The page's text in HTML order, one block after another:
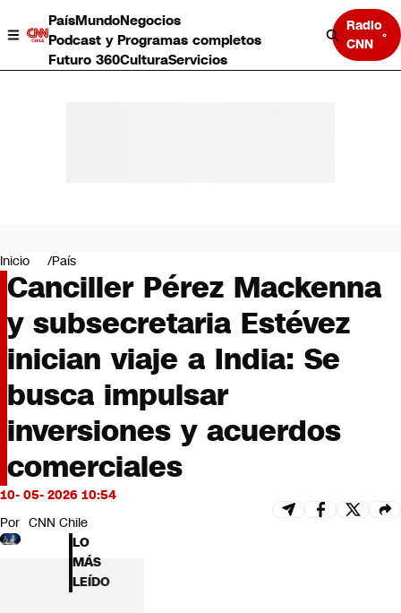
PaísMundoNegocios
Podcast y Programas completos
Futuro 360CulturaServicios
Radio
CNN
Negocios
Deportes
Programas completos
Cultura
Servicios
Bits
CNN tiempo
Opinión
Inicio País
Canciller Pérez Mackenna
y subsecretaria Estévez
inician viaje a India: Se
busca impulsar
inversiones y acuerdos
comerciales
10- 05- 2026 10:54
Por CNN Chile
LO
MÁS
LEÍDO